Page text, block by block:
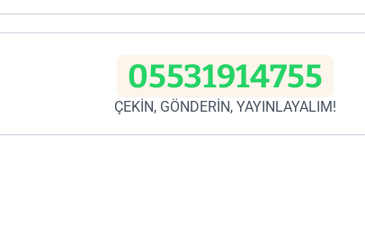
05531914755
ÇEKİN, GÖNDERİN, YAYINLAYALIM!